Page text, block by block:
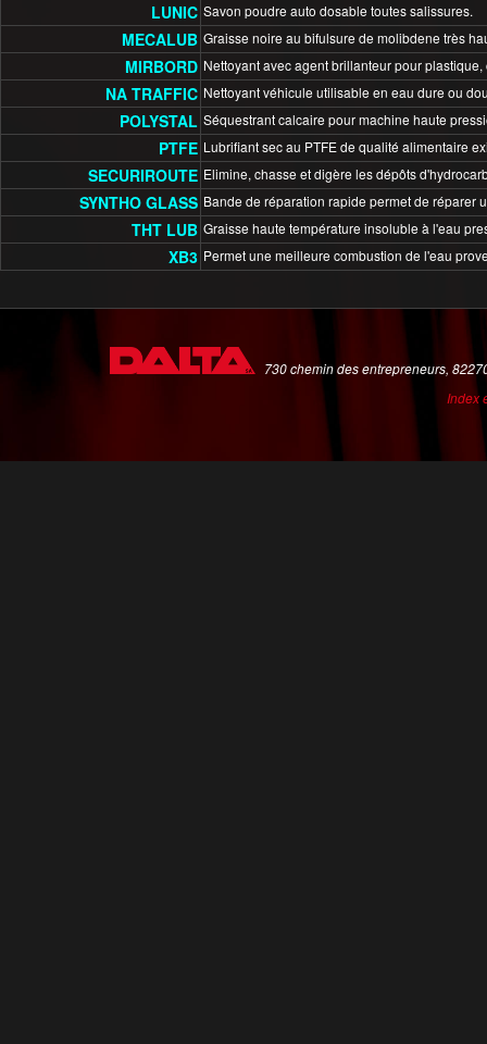
LUNIC Savon poudre auto dosable toutes salissures.
MECALUB Graisse noire au bifulsure de molibdene très
MIRBORD Nettoyant avec agent brillanteur pour plastique,
NA TRAFFIC Nettoyant véhicule utilisable en eau dure ou
POLYSTAL Séquestrant calcaire pour machine haute
PTFE Lubrifiant sec au PTFE de qualité alimentaire
SECURIROUTE Elimine, chasse et digère les dépôts
SYNTHO GLASS Bande de réparation rapide permet de réparer
THT LUB Graisse haute température insoluble à l'eau
XB3 Permet une meilleure combustion de l'eau
730 chemin des entrepreneurs,
Index